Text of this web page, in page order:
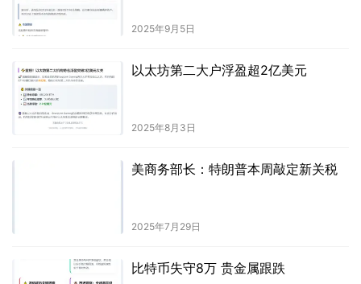
2025年9月5日
以太坊第二大户浮盈超2亿美元
2025年8月3日
美商务部长：特朗普本周敲定新关税
2025年7月29日
比特币失守8万 贵金属跟跌